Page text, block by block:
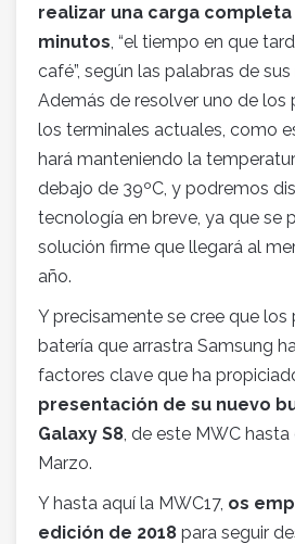
realizar una carga completa
minutos , “el tiempo en que
café”, según las palabras de
Además de resolver uno de los
los terminales actuales, como
hará manteniendo la
debajo de 39ºC, y podremos
tecnología en breve, ya que se
solución firme que llegará al
año.
Y precisamente se cree que
batería que arrastra Samsung
factores clave que ha
presentación de su nuevo
Galaxy S8 , de este MWC
Marzo.
Y hasta aquí la MWC17, os
edición de 2018 para seguir